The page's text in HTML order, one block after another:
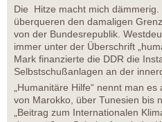
Die Hitze macht mich
überqueren den damaligen
von der Bundesrepublik.
immer unter der Überschrift
Mark finanzierte die DDR die
Selbstschußanlagen an der
„Humanitäre Hilfe“ nennt man
von Marokko, über Tunesien bis
„Beitrag zum Internationalen